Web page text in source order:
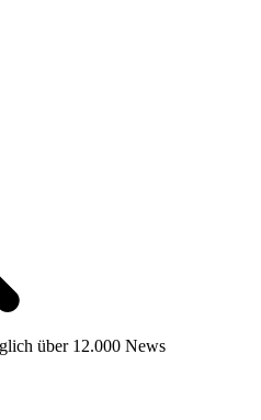
über 12.000 News